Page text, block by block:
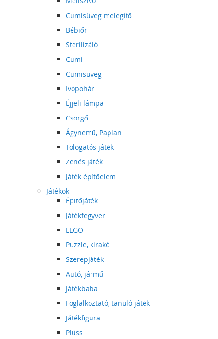
Cumisüveg melegítő
Bébiőr
Sterilizáló
Cumi
Cumisüveg
Ivópohár
Éjjeli lámpa
Csörgő
Ágynemű, Paplan
Tologatós játék
Zenés játék
Játék építőelem
Játékok
Épitőjáték
Játékfegyver
LEGO
Puzzle, kirakó
Szerepjáték
Autó, jármű
Játékbaba
Foglalkoztató, tanuló játék
Játékfigura
Plüss